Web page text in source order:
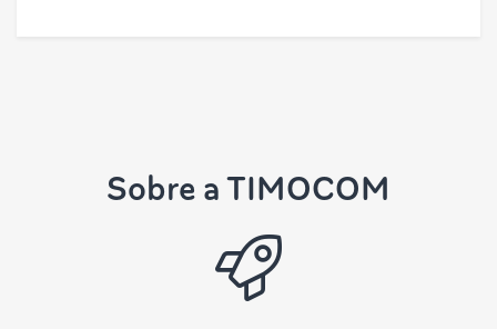
Sobre a TIMOCOM